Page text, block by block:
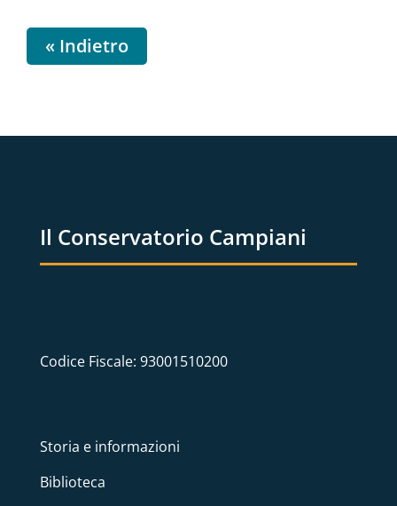
« Indietro
Il Conservatorio Campiani
Codice Fiscale: 93001510200
Storia e informazioni
Biblioteca